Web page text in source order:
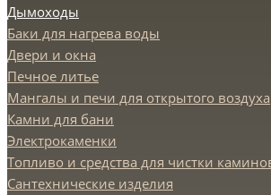
Дымоходы
Баки для нагрева воды
Двери и окна
Печное литье
Мангалы и печи для открытого воздуха
Камни для бани
Электрокаменки
Топливо и средства для чистки
Сантехнические изделия